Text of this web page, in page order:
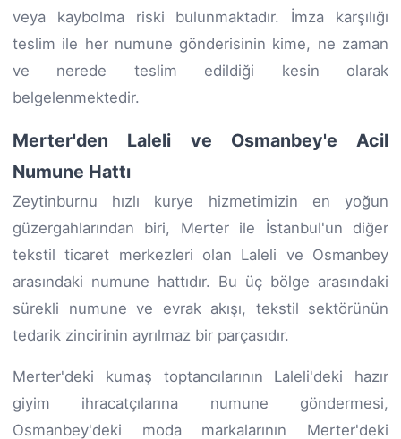
veya kaybolma riski bulunmaktadır. İmza karşılığı
teslim ile her numune gönderisinin kime, ne zaman
ve nerede teslim edildiği kesin olarak
belgelenmektedir.
Merter'den Laleli ve Osmanbey'e Acil
Numune Hattı
Zeytinburnu hızlı kurye hizmetimizin en yoğun
güzergahlarından biri, Merter ile İstanbul'un diğer
tekstil ticaret merkezleri olan Laleli ve Osmanbey
arasındaki numune hattıdır. Bu üç bölge arasındaki
sürekli numune ve evrak akışı, tekstil sektörünün
tedarik zincirinin ayrılmaz bir parçasıdır.
Merter'deki kumaş toptancılarının Laleli'deki hazır
giyim ihracatçılarına numune göndermesi,
Osmanbey'deki moda markalarının Merter'deki